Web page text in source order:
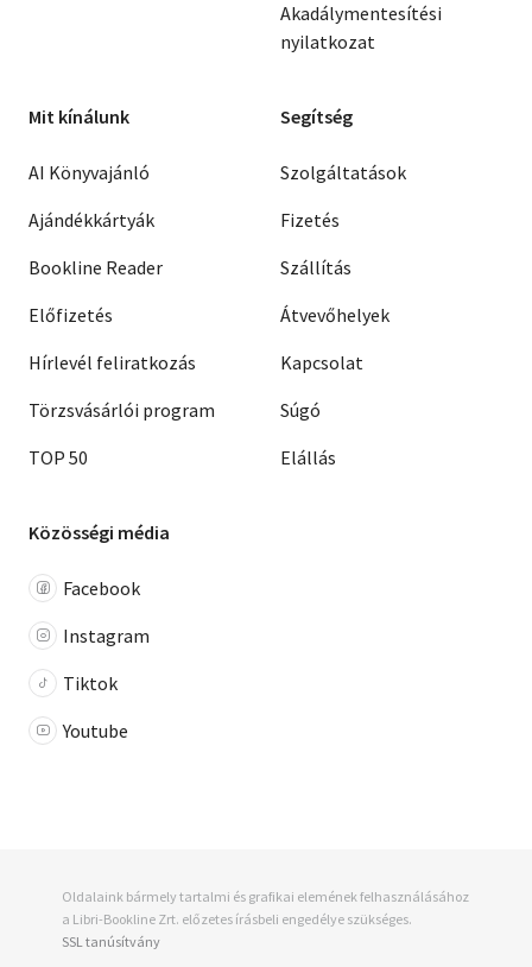
Akadálymentesítési
nyilatkozat
Mit kínálunk
AI Könyvajánló
Ajándékkártyák
Bookline Reader
Előfizetés
Hírlevél feliratkozás
Törzsvásárlói program
TOP 50
Segítség
Szolgáltatások
Fizetés
Szállítás
Átvevőhelyek
Kapcsolat
Súgó
Elállás
Közösségi média
Facebook
Instagram
Tiktok
Youtube
Oldalaink bármely tartalmi és grafikai elemének felhasználásához
a Libri-Bookline Zrt. előzetes írásbeli engedélye szükséges.
SSL tanúsítvány